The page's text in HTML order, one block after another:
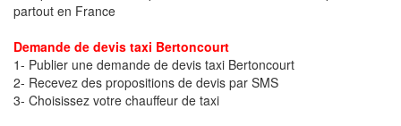
partout en France
Demande de devis taxi Bertoncourt
1- Publier une demande de devis taxi Bertoncourt
2- Recevez des propositions de devis par SMS
3- Choisissez votre chauffeur de taxi